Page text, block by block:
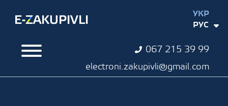
067 215 39 99
electroni.zakupivli@gmail.com
УКР
РУС